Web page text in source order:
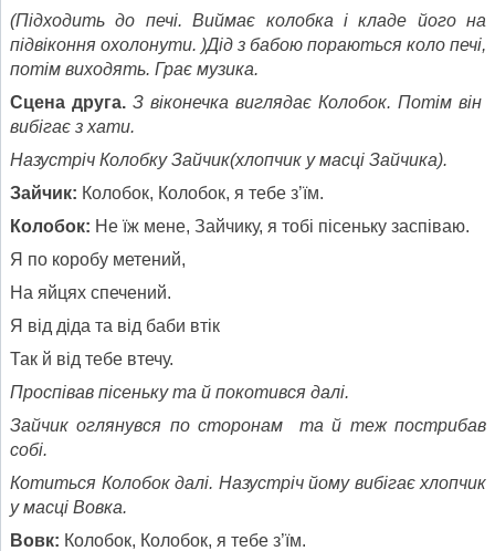
(Підходить до печі. Виймає колобка і кладе його на
підвіконня охолонути. )Дід з бабою пораються коло печі,
потім виходять. Грає музика.
Сцена друга. З віконечка виглядає Колобок. Потім він
вибігає з хати.
Назустріч Колобку Зайчик(хлопчик у масці Зайчика).
Зайчик: Колобок, Колобок, я тебе з’їм.
Колобок: Не їж мене, Зайчику, я тобі пісеньку заспіваю.
Я по коробу метений,
На яйцях спечений.
Я від діда та від баби втік
Так й від тебе втечу.
Проспівав пісеньку та й покотився далі.
Зайчик оглянувся по сторонам та й теж пострибав
собі.
Котиться Колобок далі. Назустріч йому вибігає хлопчик
у масці Вовка.
Вовк: Колобок, Колобок, я тебе з’їм.